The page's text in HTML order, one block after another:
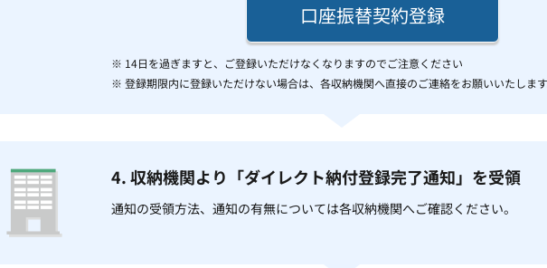
口座振替契約登録
※ 14日を過ぎますと、ご登録いただけなくなりますのでご注意ください
※ 登録期限内に登録いただけない場合は、各収納機関へ直接のご連絡をお願いいたします
4. 収納機関より「ダイレクト納付登録完了通知」を受領
通知の受領方法、通知の有無については各収納機関へご確認ください。